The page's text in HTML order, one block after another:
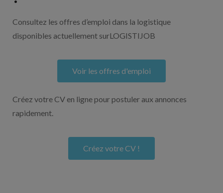
Consultez les offres d’emploi dans la logistique
disponibles actuellement surLOGISTIJOB
Voir les offres d'emploi
Créez votre CV en ligne pour postuler aux annonces
rapidement.
Créez votre CV !